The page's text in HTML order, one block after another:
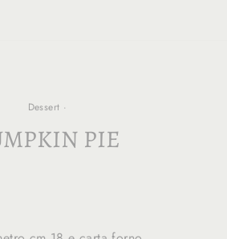
Dessert ·
PIE